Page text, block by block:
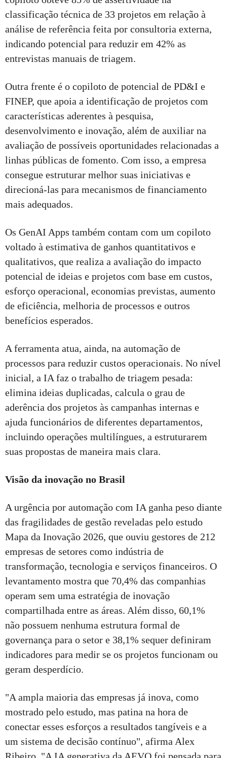
classificação técnica de 33 projetos em relação à
análise de referência feita por consultoria externa,
indicando potencial para reduzir em 42% as
entrevistas manuais de triagem.
Outra frente é o copiloto de potencial de PD&I e
FINEP, que apoia a identificação de projetos com
características aderentes à pesquisa,
desenvolvimento e inovação, além de auxiliar na
avaliação de possíveis oportunidades relacionadas a
linhas públicas de fomento. Com isso, a empresa
consegue estruturar melhor suas iniciativas e
direcioná-las para mecanismos de financiamento
mais adequados.
Os GenAI Apps também contam com um copiloto
voltado à estimativa de ganhos quantitativos e
qualitativos, que realiza a avaliação do impacto
potencial de ideias e projetos com base em custos,
esforço operacional, economias previstas, aumento
de eficiência, melhoria de processos e outros
benefícios esperados.
A ferramenta atua, ainda, na automação de
processos para reduzir custos operacionais. No nível
inicial, a IA faz o trabalho de triagem pesada:
elimina ideias duplicadas, calcula o grau de
aderência dos projetos às campanhas internas e
ajuda funcionários de diferentes departamentos,
incluindo operações multilíngues, a estruturarem
suas propostas de maneira mais clara.
Visão da inovação no Brasil
A urgência por automação com IA ganha peso diante
das fragilidades de gestão reveladas pelo estudo
Mapa da Inovação 2026, que ouviu gestores de 212
empresas de setores como indústria de
transformação, tecnologia e serviços financeiros. O
levantamento mostra que 70,4% das companhias
operam sem uma estratégia de inovação
compartilhada entre as áreas. Além disso, 60,1%
não possuem nenhuma estrutura formal de
governança para o setor e 38,1% sequer definiram
indicadores para medir se os projetos funcionam ou
geram desperdício.
"A ampla maioria das empresas já inova, como
mostrado pelo estudo, mas patina na hora de
conectar esses esforços a resultados tangíveis e a
um sistema de decisão contínuo", afirma Alex